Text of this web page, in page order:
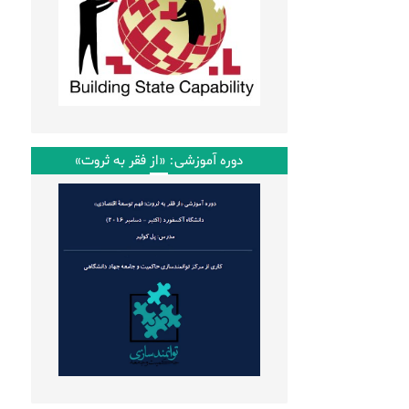
دوره آموزشی: «از فقر به ثروت»